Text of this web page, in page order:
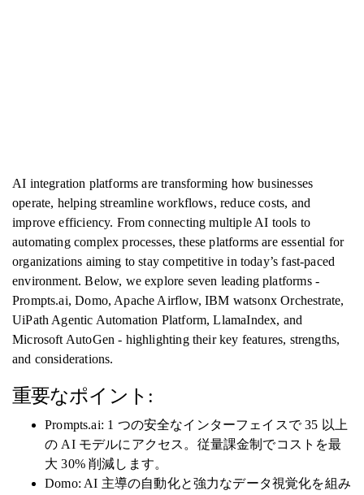
AI integration platforms are transforming how businesses
operate, helping streamline workflows, reduce costs, and
improve efficiency. From connecting multiple AI tools to
automating complex processes, these platforms are essential for
organizations aiming to stay competitive in today’s fast-paced
environment. Below, we explore seven leading platforms -
Prompts.ai, Domo, Apache Airflow, IBM watsonx Orchestrate,
UiPath Agentic Automation Platform, LlamaIndex, and
Microsoft AutoGen - highlighting their key features, strengths,
and considerations.
重要なポイント:
Prompts.ai: 1 つの安全なインターフェイスで 35 以上
の AI モデルにアクセス。従量課金制でコストを最
大 30% 削減します。
Domo: AI 主導の自動化と強力なデータ視覚化を組み